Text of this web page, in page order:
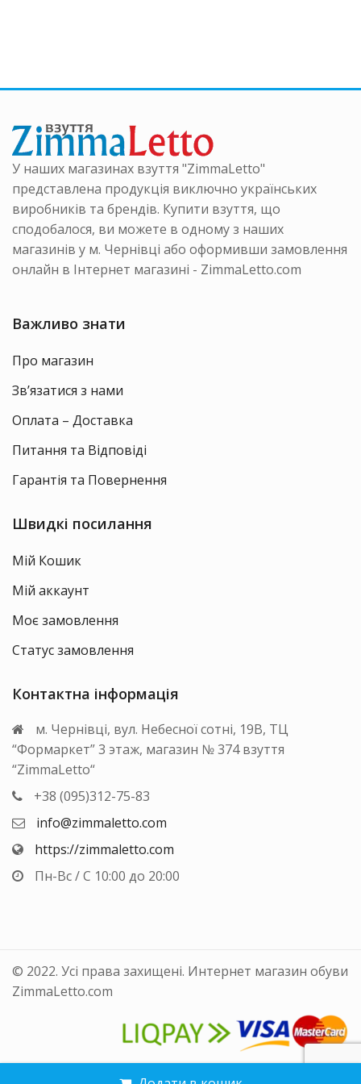
можна
сторінці
товару
У наших магазинах взуття "ZimmaLetto"
представлена продукція виключно українських
виробників та брендів. Купити взуття, що
сподобалося, ви можете в одному з наших
магазинів у м. Чернівці або оформивши замовлення
онлайн в Інтернет магазині - ZimmaLetto.com
Важливо знати
Про магазин
Зв’язатися з нами
Оплата – Доставка
Питання та Відповіді
Гарантія та Повернення
Швидкі посилання
Мій Кошик
Мій аккаунт
Моє замовлення
Статус замовлення
Контактна інформація
м. Чернівці, вул. Небесної сотні, 19В, ТЦ
“Формаркет” 3 этаж, магазин № 374 взуття
“ZimmaLetto“
+38 (095)312-75-83
info@zimmaletto.com
https://zimmaletto.com
Пн-Вс / С 10:00 до 20:00
© 2022. Усі права захищені. Интернет магазин обуви
ZimmaLetto.com